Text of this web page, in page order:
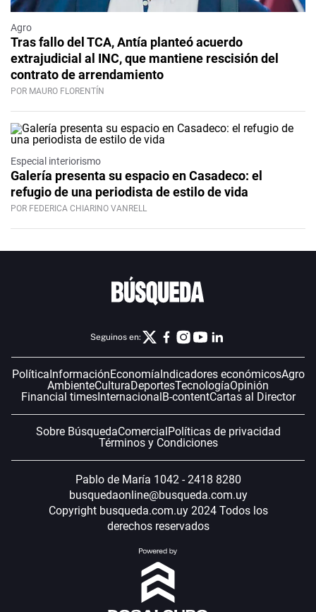
Agro
Tras fallo del TCA, Antía planteó acuerdo
extrajudicial al INC, que mantiene rescisión del
contrato de arrendamiento
POR MAURO FLORENTÍN
Especial interiorismo
Galería presenta su espacio en Casadeco: el
refugio de una periodista de estilo de vida
POR FEDERICA CHIARINO VANRELL
Seguinos en:
PolíticaInformaciónEconomíaIndicadores económicosAgro
AmbienteCulturaDeportesTecnologíaOpinión
Financial timesInternacionalB-contentCartas al Director
Sobre BúsquedaComercialPolíticas de privacidad
Términos y Condiciones
Pablo de María 1042 - 2418 8280
busquedaonline@busqueda.com.uy
Copyright busqueda.com.uy 2024 Todos los
derechos reservados